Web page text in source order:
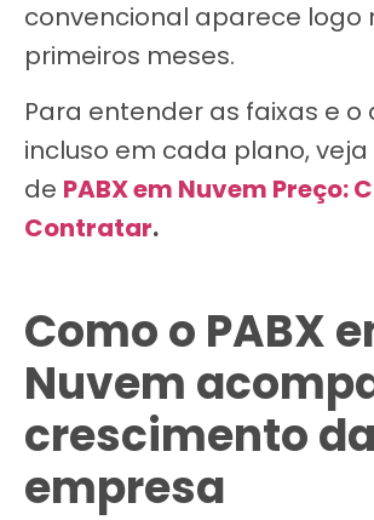
convencional aparece logo
primeiros meses.
Para entender as faixas e o
incluso em cada plano, veja
de PABX em Nuvem Preço:
Contratar.
Como o PABX
Nuvem
crescimento
empresa